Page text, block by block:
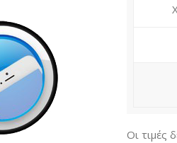
Οι τιμές